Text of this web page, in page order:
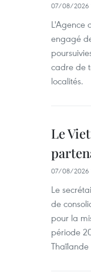
07/08/2026
L'Agence
engagé
cadre de
localités.
Le
07/08/2026
Le
de
pour la
période